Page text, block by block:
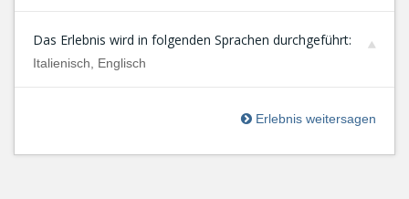
Das Erlebnis wird in folgenden Sprachen durchgeführt:
Italienisch, Englisch
Erlebnis weitersagen